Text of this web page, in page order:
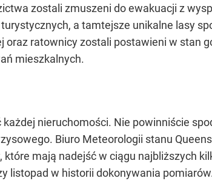
zostali zmuszeni do ewakuacji z
a tamtejsze unikalne lasy
ratownicy zostali postawieni w stan
mieszkalnych.
nieruchomości. Nie powinniście
Biuro Meteorologii stanu
mają nadejść w ciągu najbliższych
listopad w historii dokonywania